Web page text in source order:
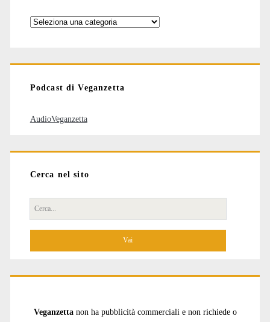
Categorie
Podcast di Veganzetta
AudioVeganzetta
Cerca nel sito
Cerca
per:
Veganzetta non ha pubblicità commerciali e non richiede o